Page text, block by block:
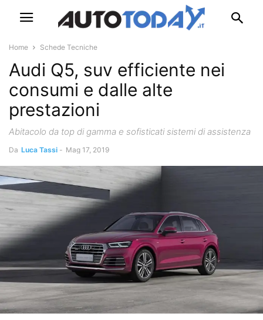
Home Schede Tecniche
Audi Q5, suv efficiente nei
consumi e dalle alte
prestazioni
Abitacolo da top di gamma e sofisticati sistemi di assistenza
Da Luca Tassi - Mag 17, 2019